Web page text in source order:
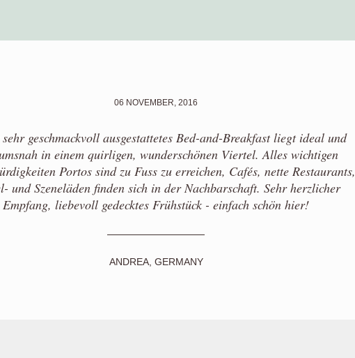
06 NOVEMBER, 2016
geschmackvoll ausgestattetes Bed-and-Breakfast liegt ideal und
in einem quirligen, wunderschönen Viertel. Alles wichtigen
Portos sind zu Fuss zu erreichen, Cafés, nette Restaurants,
und Szeneläden finden sich in der Nachbarschaft. Sehr herzlicher
Empfang, liebevoll gedecktes Frühstück - einfach schön hier!
ANDREA, GERMANY